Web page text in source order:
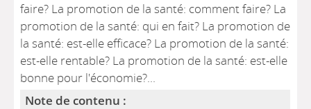
faire? La promotion de la santé: comment faire? La
promotion de la santé: qui en fait? La promotion de
la santé: est-elle efficace? La promotion de la santé:
est-elle rentable? La promotion de la santé: est-elle
bonne pour l'économie?...
Note de contenu :